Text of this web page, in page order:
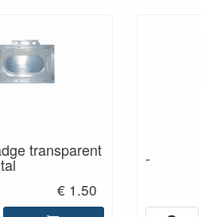
transparent
€ 1.50
-